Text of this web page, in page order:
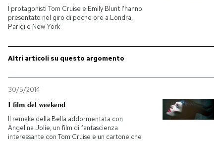
Economia
Sport
Altrecose
Mondiali calcio 2026
I MIEI PREFERITI
I protagonisti Tom Cruise e Emily Blunt l'hanno
presentato nel giro di poche ore a Londra,
Parigi e New York
Altri articoli su questo argomento
30/5/2014
I film del weekend
Il remake della Bella addormentata con
Angelina Jolie, un film di fantascienza
interessante con Tom Cruise e un cartone che